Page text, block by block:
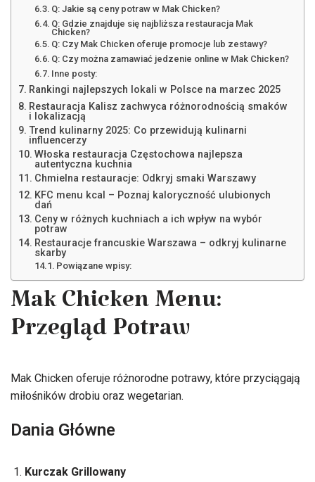
Q: Jakie są ceny potraw w Mak Chicken?
Q: Gdzie znajduje się najbliższa restauracja Mak
Chicken?
Q: Czy Mak Chicken oferuje promocje lub zestawy?
Q: Czy można zamawiać jedzenie online w Mak Chicken?
Inne posty:
Rankingi najlepszych lokali w Polsce na marzec 2025
Restauracja Kalisz zachwyca różnorodnością smaków
i lokalizacją
Trend kulinarny 2025: Co przewidują kulinarni
influencerzy
Włoska restauracja Częstochowa najlepsza
autentyczna kuchnia
Chmielna restauracje: Odkryj smaki Warszawy
KFC menu kcal – Poznaj kaloryczność ulubionych
dań
Ceny w różnych kuchniach a ich wpływ na wybór
potraw
Restauracje francuskie Warszawa – odkryj kulinarne
skarby
Powiązane wpisy:
Mak Chicken Menu:
Przegląd Potraw
Mak Chicken oferuje różnorodne potrawy, które przyciągają
miłośników drobiu oraz wegetarian.
Dania Główne
Kurczak Grillowany